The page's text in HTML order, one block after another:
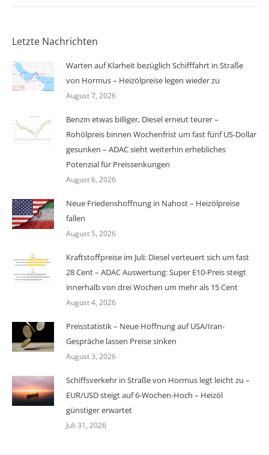
Letzte Nachrichten
Warten auf Klarheit bezüglich Schifffahrt in Straße
von Hormus – Heizölpreise legen wieder zu
August 7, 2026
Benzin etwas billiger, Diesel erneut teurer –
Rohölpreis binnen Wochenfrist um fast fünf US-Dollar
gesunken – ADAC sieht weiterhin erhebliches
Potenzial für Preissenkungen
August 6, 2026
Neue Friedenshoffnung in Nahost – Heizölpreise
fallen
August 5, 2026
Kraftstoffpreise im Juli: Diesel verteuert sich um fast
28 Cent – ADAC Auswertung: Super E10-Preis steigt
innerhalb von drei Wochen um mehr als 15 Cent
August 4, 2026
Preisstatistik – Neue Hoffnung auf USA/Iran-
Gespräche lassen Preise sinken
August 3, 2026
Schiffsverkehr in Straße von Hormus legt leicht zu –
EUR/USD steigt auf 6-Wochen-Hoch – Heizöl
günstiger erwartet
Juli 31, 2026